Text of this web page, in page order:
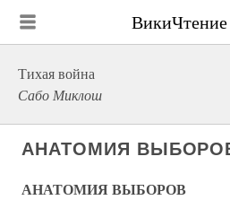
ВикиЧтение
Тихая война
Сабо Миклош
АНАТОМИЯ
АНАТОМИЯ ВЫБОРОВ